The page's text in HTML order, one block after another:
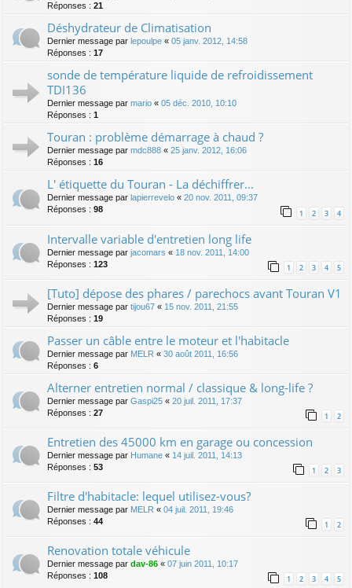
Réponses : 21
Déshydrateur de Climatisation
Dernier message par lepoulpe « 05 janv. 2012, 14:58
Réponses : 17
sonde de température liquide de refroidissement
TDI136
Dernier message par mario « 05 déc. 2010, 10:10
Réponses : 1
Touran : problème démarrage à chaud ?
Dernier message par mdc888 « 25 janv. 2012, 16:06
Réponses : 16
L' étiquette du Touran - La déchiffrer...
Dernier message par lapierrevelo « 20 nov. 2011, 09:37
Réponses : 98 1 2 3 4
Intervalle variable d'entretien long life
Dernier message par jacomars « 18 nov. 2011, 14:00
Réponses : 123 1 2 3 4 5
[Tuto] dépose des phares / parechocs avant Touran V1
Dernier message par tijou67 « 15 nov. 2011, 21:55
Réponses : 19
Passer un câble entre le moteur et l'habitacle
Dernier message par MELR « 30 août 2011, 16:56
Réponses : 6
Alterner entretien normal / classique & long-life ?
Dernier message par Gaspi25 « 20 juil. 2011, 17:37
Réponses : 27 1 2
Entretien des 45000 km en garage ou concession
Dernier message par Humane « 14 juil. 2011, 14:13
Réponses : 53 1 2 3
Filtre d'habitacle: lequel utilisez-vous?
Dernier message par MELR « 04 juil. 2011, 19:46
Réponses : 44 1 2
Renovation totale véhicule
Dernier message par dav-86 « 07 juin 2011, 10:17
Réponses : 108 1 2 3 4 5